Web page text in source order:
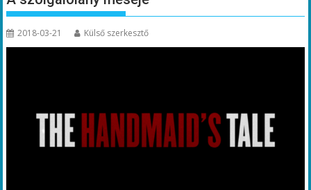
2018-03-21 Külső szerkesztő